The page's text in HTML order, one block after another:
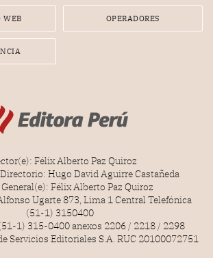
WEB OPERADORES
Félix Alberto Paz Quiroz
Hugo David Aguirre Castañeda
Félix Alberto Paz Quiroz
Ugarte 873, Lima 1 Central Telefónica
(51-1) 3150400
1) 315-0400 anexos 2206 / 2218 / 2298
Servicios Editoriales S.A. RUC 20100072751